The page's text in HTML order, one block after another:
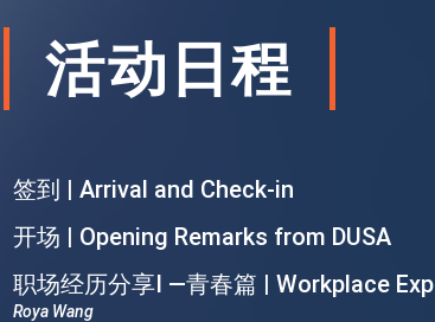
活动日程
签到 | Arrival and Check-in
开场 | Opening Remarks from DUSA
职场经历分享I —青春篇 | Workplace
Roya Wang